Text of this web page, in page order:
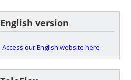
English version
Access our English website here